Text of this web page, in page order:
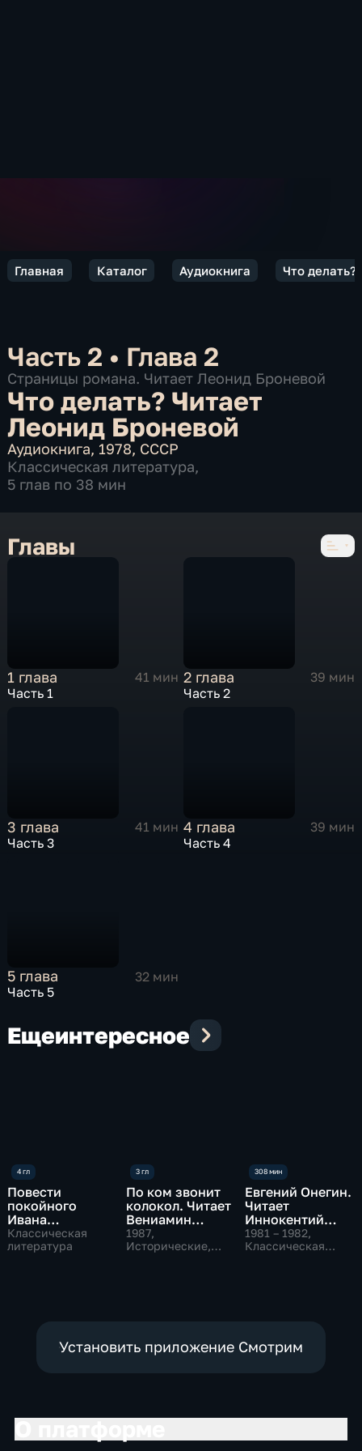
Главная Каталог Аудиокнига Что
Часть 2 • Глава 2
Страницы романа. Читает Леонид Броневой
Что делать? Читает
Леонид Броневой
Аудиокнига, 1978, СССР
Классическая литература,
5 глав по 38 мин
Главы
1 глава
41 мин
Часть 1
2 глава
39 мин
Часть 2
3 глава
41 мин
Часть 3
4 глава
39 мин
Часть 4
5 глава
32 мин
Часть 5
Ещеинтересное
Повести
покойного
Ивана
Петровича
Белкина,
Классическая
литература
По ком звонит
колокол. Читает
Вениамин
Смехов
1987,
Исторические,
Евгений Онегин.
Читает
Иннокентий
Смоктуновский
1981 – 1982,
Классическая
Установить приложение Смотрим